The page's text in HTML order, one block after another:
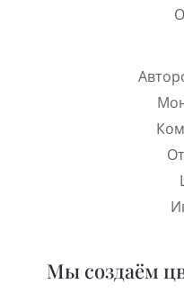
Мы создаём